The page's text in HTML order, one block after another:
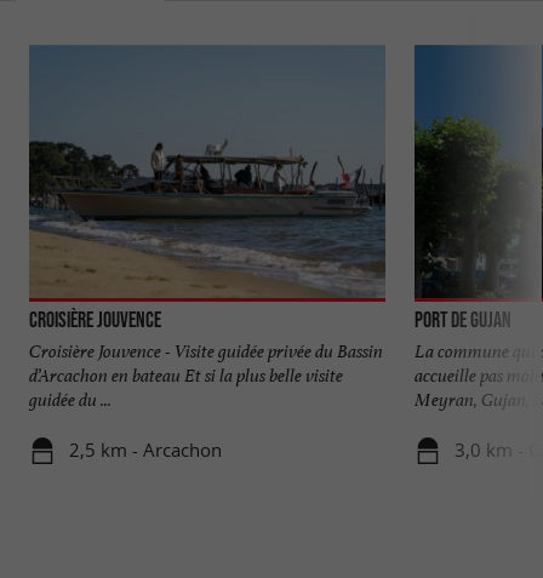
Croisière Jouvence
Croisière Jouvence - Visite guidée privée du Bassin
d’Arcachon en bateau Et si la plus belle visite
guidée du ...
2,5 km - Arcachon
Port de Gujan
La commune qui
accueille pas
Meyran, Gujan,
3,0 km -